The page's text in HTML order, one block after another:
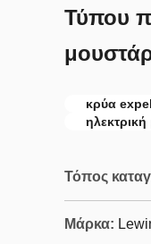
Τύπου
κρύα
Τόπος
Μάρκα: